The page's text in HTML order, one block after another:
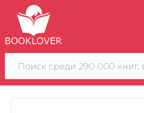
Поиск
по
сайту